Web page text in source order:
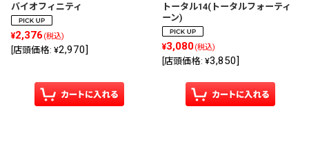
バイオフィニティ
¥2,376 (税込)
[店頭価格: ¥2,970]
トータル14(トータルフォーティ
ーン)
¥3,080(税込)
[店頭価格: ¥3,850]